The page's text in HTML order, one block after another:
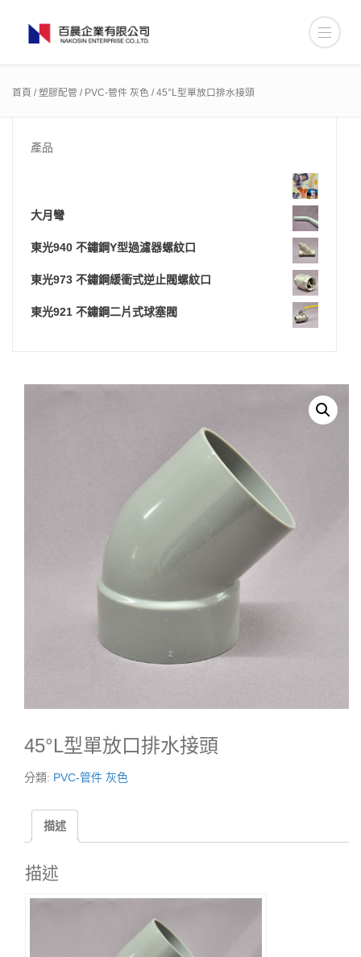
首頁 /塑膠配管 / PVC-管件 灰色 / 45°L型單放口排水接頭
產品
大月彎
東光940 不鏽鋼Y型過濾器螺紋口
東光973 不鏽鋼緩衝式逆止閥螺紋口
東光921 不鏽鋼二片式球塞閥
45°L型單放口排水接頭
分類: PVC-管件 灰色
描述
描述